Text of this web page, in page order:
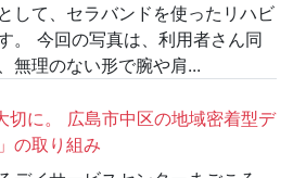
して、セラバンドを使ったリハビ
。 今回の写真は、利用者さん同
無理のない形で腕や肩...
切に。 広島市中区の地域密着型デ
の取り組み